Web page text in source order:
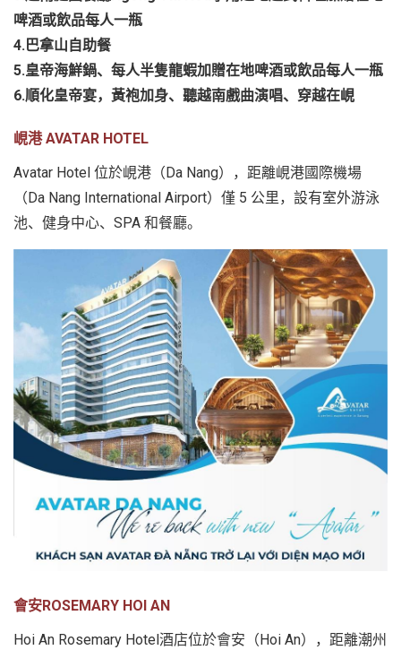
啤酒或飲品每人一瓶
4.巴拿山自助餐
5.皇帝海鮮鍋、每人半隻龍蝦加贈在地啤酒或飲品每人一瓶
6.順化皇帝宴，黃袍加身、聽越南戲曲演唱、穿越在峴
峴港 AVATAR HOTEL
Avatar Hotel 位於峴港（Da Nang），距離峴港國際機場
（Da Nang International Airport）僅 5 公里，設有室外游泳
池、健身中心、SPA 和餐廳。
會安ROSEMARY HOI AN
Hoi An Rosemary Hotel酒店位於會安（Hoi An），距離潮州